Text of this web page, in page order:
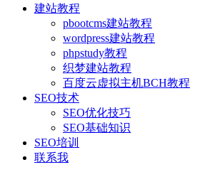
建站教程
pbootcms建站教程
wordpress建站教程
phpstudy教程
织梦建站教程
百度云虚拟主机BCH教程
SEO技术
SEO优化技巧
SEO基础知识
SEO培训
联系我